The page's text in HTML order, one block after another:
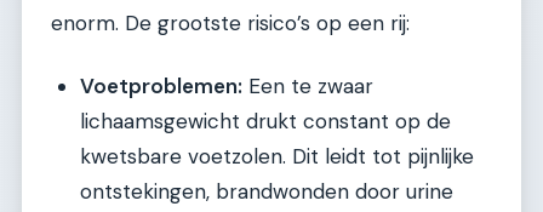
enorm. De grootste risico’s op een rij:
Voetproblemen: Een te zwaar
lichaamsgewicht drukt constant op de
kwetsbare voetzolen. Dit leidt tot pijnlijke
ontstekingen, brandwonden door urine